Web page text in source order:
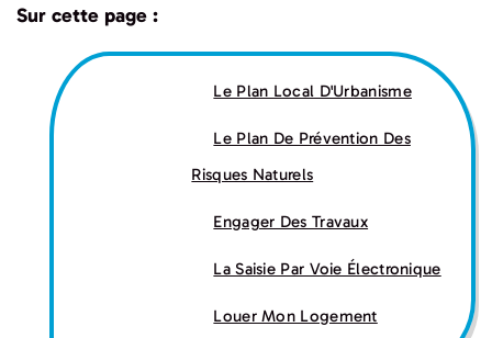
Sur cette page :
Le Plan Local D'Urbanisme
Le Plan De Prévention Des
Risques Naturels
Engager Des Travaux
La Saisie Par Voie Électronique
Louer Mon Logement